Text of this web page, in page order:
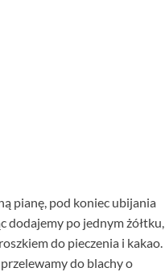
pianę, pod koniec ubijania
dodajemy po jednym żółtku,
do pieczenia i kakao.
do blachy o